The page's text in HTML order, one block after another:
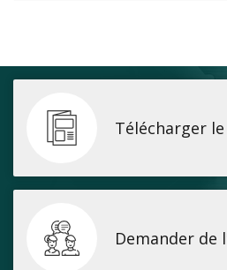
Télécharger
Demander